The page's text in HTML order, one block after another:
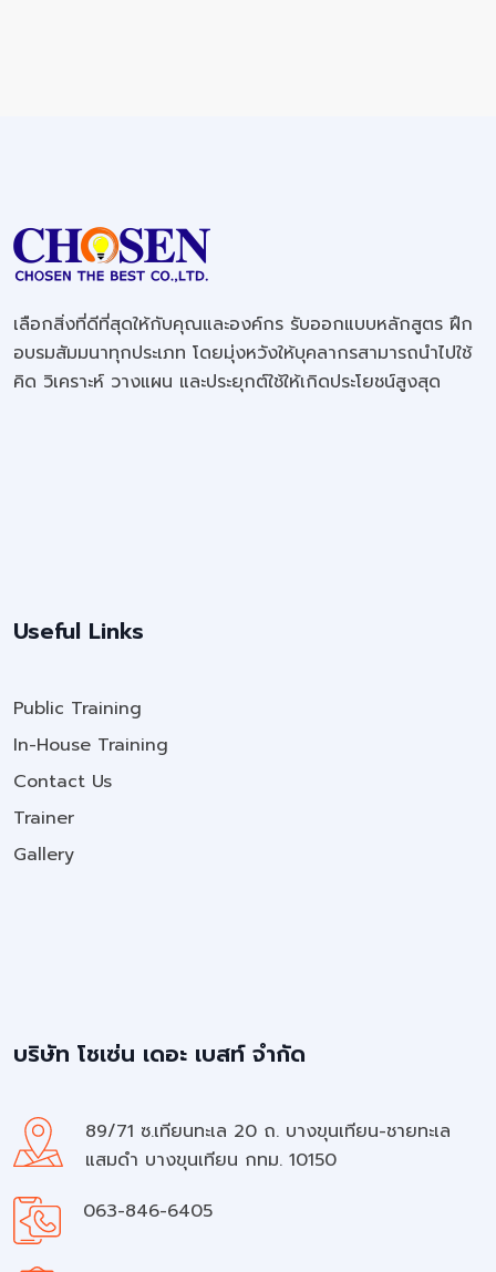
เลือกสิ่งที่ดีที่สุดให้กับคุณและองค์กร รับออกแบบหลักสูตร ฝึก
อบรมสัมมนาทุกประเภท โดยมุ่งหวังให้บุคลากรสามารถนำไปใช้
คิด วิเคราะห์ วางแผน และประยุกต์ใช้ให้เกิดประโยชน์สูงสุด
Useful Links
Public Training
In-House Training
Contact Us
Trainer
Gallery
บริษัท โชเซ่น เดอะ เบสท์ จำกัด
89/71 ซ.เทียนทะเล 20 ถ. บางขุนเทียน-ชายทะเล
แสมดำ บางขุนเทียน กทม. 10150
063-846-6405